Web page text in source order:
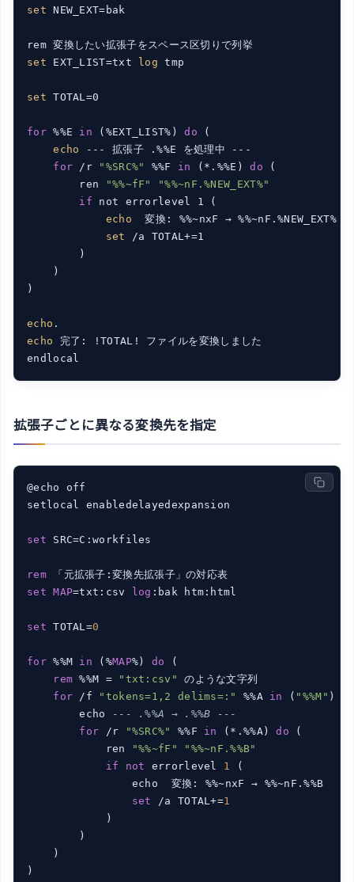
set NEW_EXT=bak
set EXT_LIST=txt log tmp
set TOTAL=0
for %%E in (%EXT_LIST%) do (
echo --- 拡張子 .%%E を処理中 ---
for /r "%SRC%" %%F in (*.%%E) do (
        ren
"%%~fF"
"%%~nF.%NEW_EXT%"
if not errorlevel 1 (
echo
  変換: %%~nxF → %%~nF.%NEW_EXT%
set
/a TOTAL+=1
        )
    )
)
echo
echo 完了: !TOTAL! ファイルを変換しました
endlocal
拡張子ごとに異なる変換先を指定
@echo off
setlocal enabledelayedexpansion
set SRC=C:workfiles
rem
set
MAP=txt:csv log :bak htm:html
set TOTAL=0
for %%M in (%MAP%) do (
rem %%M = "txt:csv"
のような文字列
for /f "tokens=1,2 delims=:" %%A in ( "%%M" )
        echo
--- .%%A → .%%B ---
for /r "%SRC%" %%F in (*.%%A) do (
            ren
"%%~fF"
"%%~nF.%%B"
if
not errorlevel 1 (
                echo  変換: %%~nxF → %%~nF.%%B
set
/a TOTAL+=1
            )
        )
    )
)